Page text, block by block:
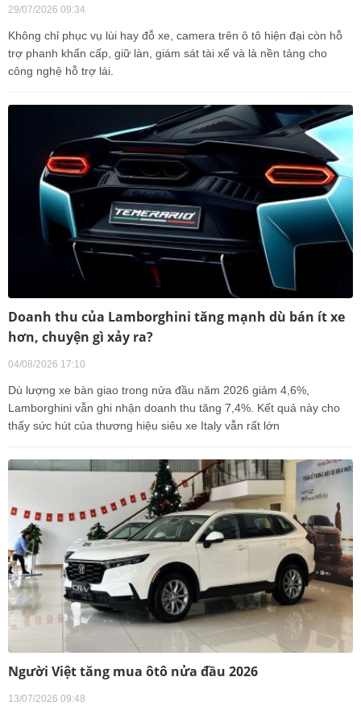
29/07/2026 09:34
Không chỉ phục vụ lùi hay đỗ xe, camera trên ô tô hiện đại còn hỗ
trợ phanh khẩn cấp, giữ làn, giám sát tài xế và là nền tảng cho
công nghệ hỗ trợ lái.
Doanh thu của Lamborghini tăng mạnh dù bán ít xe
hơn, chuyện gì xảy ra?
04/08/2026 17:10
Dù lượng xe bàn giao trong nửa đầu năm 2026 giảm 4,6%,
Lamborghini vẫn ghi nhận doanh thu tăng 7,4%. Kết quả này cho
thấy sức hút của thương hiệu siêu xe Italy vẫn rất lớn
Người Việt tăng mua ôtô nửa đầu 2026
13/07/2026 09:48